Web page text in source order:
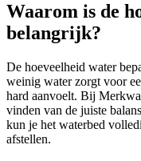
Waarom is de
belangrijk?
De hoeveelheid water
weinig water zorgt voor
hard aanvoelt. Bij
vinden van de juiste
kun je het waterbed
afstellen.